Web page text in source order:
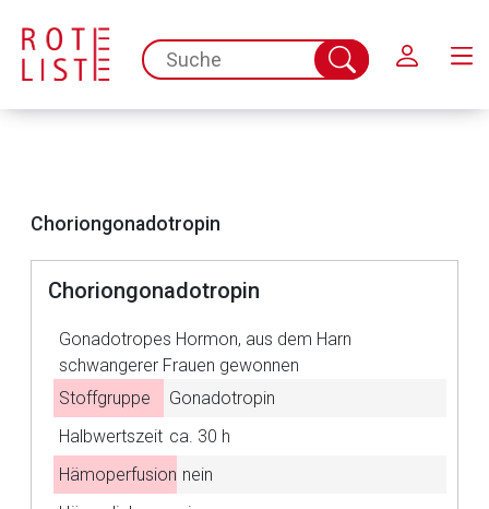
spc.search.input.placeholder
Suche
abschicken
Choriongonadotropin
Choriongonadotropin
Gonadotropes Hormon, aus dem Harn
schwangerer Frauen gewonnen
Stoffgruppe
Gonadotropin
Halbwertszeit ca. 30 h
Hämoperfusion nein
Aufruf einer externen Seite
Der von Ihnen aufgerufene Link öffnet eine externe Web-
Seite. Für die Inhalte der externen Web-Seite ist deren
Betreiber verantwortlich. Ebenso gelten dort ggf. andere
Datenschutzbestimmungen.